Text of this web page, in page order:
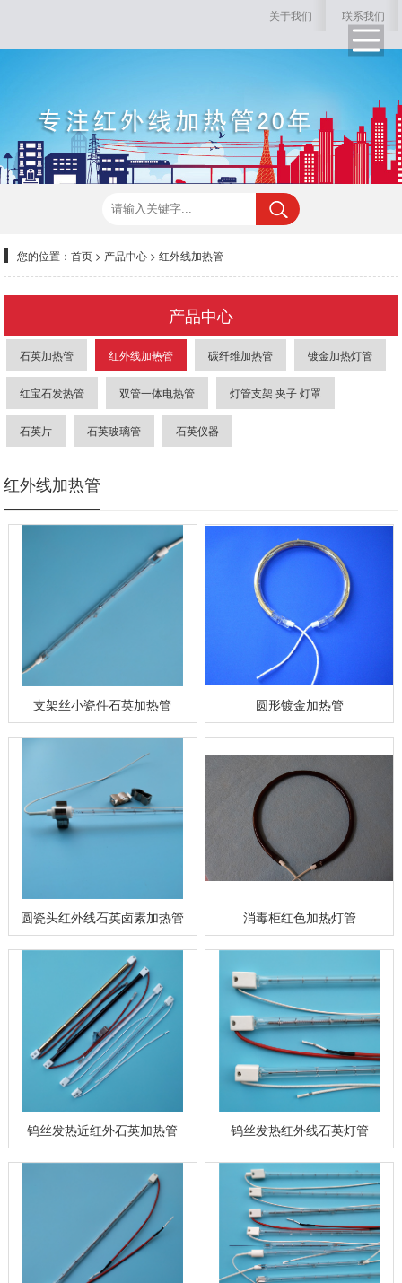
关于我们 联系我们
您的位置：首页 > 产品中心 >红外线加热管
产品中心
石英加热管 红外线加热管 碳纤维加热管 镀金加热灯管
红宝石发热管 双管一体电热管 灯管支架 夹子 灯罩
石英片 石英玻璃管 石英仪器
红外线加热管
支架丝小瓷件石英加热管 圆形镀金加热管
圆瓷头红外线石英卤素加热管 消毒柜红色加热灯管
钨丝发热近红外石英加热管 钨丝发热红外线石英灯管